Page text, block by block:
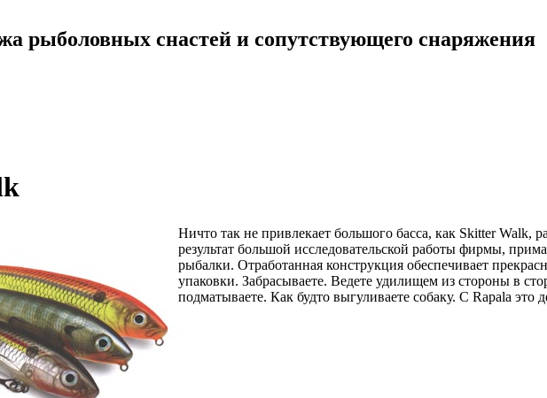
рыболовных снастей и сопутствующего снаряжения
Ничто так не привлекает большого басса, как Skitter Walk,
результат большой исследовательской работы фирмы,
рыбалки. Отработанная конструкция обеспечивает
упаковки. Забрасываете. Ведете удилищем из стороны в
подматываете. Как будто выгуливаете собаку. С Rapala это